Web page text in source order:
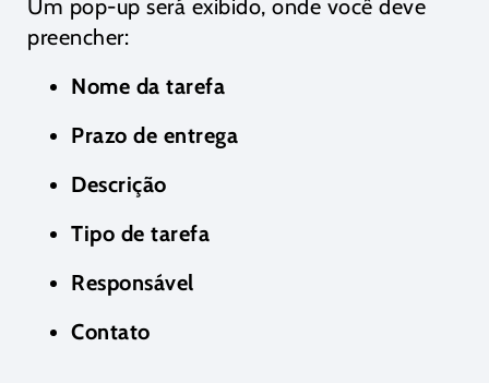
Um pop-up será exibido, onde você deve
preencher:
Nome da tarefa
Prazo de entrega
Descrição
Tipo de tarefa
Responsável
Contato